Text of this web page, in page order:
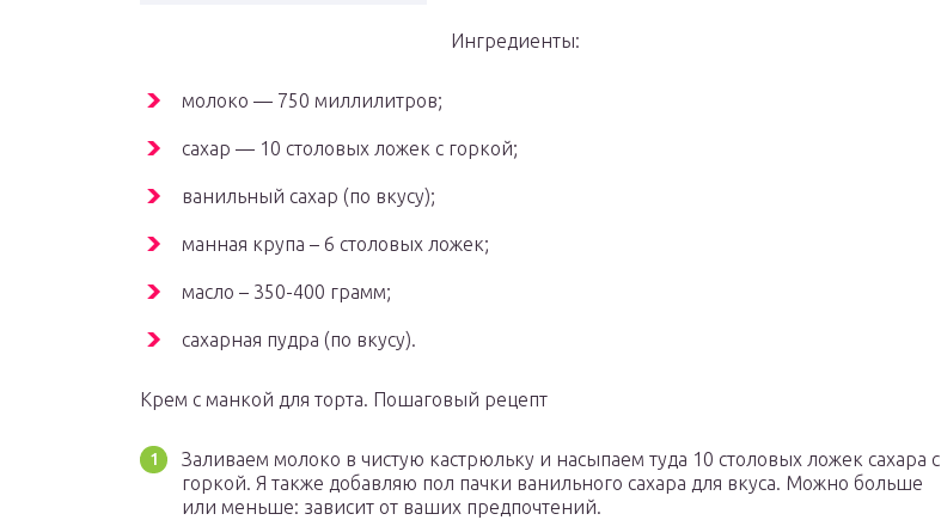
Ингредиенты:
молоко — 750 миллилитров;
сахар — 10 столовых ложек с горкой;
ванильный сахар (по вкусу);
манная крупа – 6 столовых ложек;
масло – 350-400 грамм;
сахарная пудра (по вкусу).
Крем с манкой для торта. Пошаговый рецепт
Заливаем молоко в чистую кастрюльку и насыпаем туда 10 столовых ложек сахара с
горкой. Я также добавляю пол пачки ванильного сахара для вкуса. Можно больше
или меньше: зависит от ваших предпочтений.